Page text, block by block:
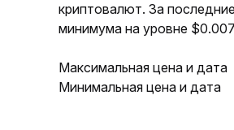
криптовалют. За
минимума на уровне
Максимальная цена и дата
Минимальная цена и дата